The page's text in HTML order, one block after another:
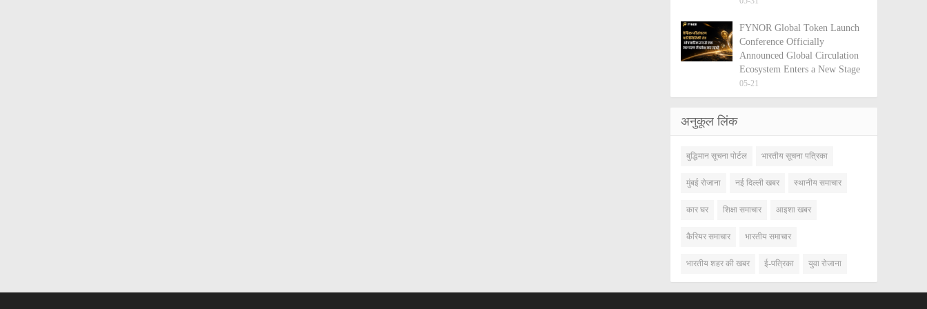
FYNOR Global Token Launch
Conference Officially
Announced Global Circulation
Ecosystem Enters a New Stage
05-21
अनुकूल लिंक
बुद्धिमान सूचना पोर्टल भारतीय सूचना पत्रिका
मुंबई रोजाना नई दिल्ली खबर स्थानीय समाचार
कार घर शिक्षा समाचार आइशा खबर
कैरियर समाचार भारतीय समाचार
भारतीय शहर की खबर ई-पत्रिका युवा रोजाना